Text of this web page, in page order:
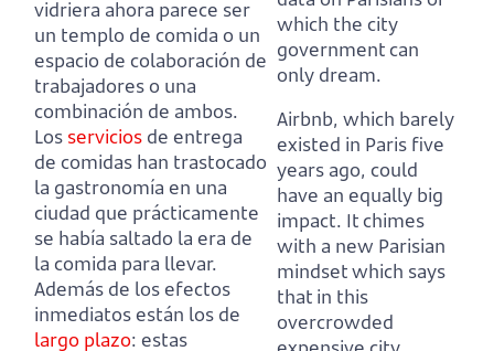
vidriera ahora parece ser
un templo de comida o un
espacio de colaboración de
trabajadores o una
combinación de ambos.
Los servicios de entrega
de comidas han trastocado
la gastronomía en una
ciudad que prácticamente
se había saltado la era de
la comida para llevar.
Además de los efectos
inmediatos están los de
largo plazo: estas
which the city
government can
only dream.
Airbnb, which barely
existed in Paris five
years ago, could
have an equally big
impact. It chimes
with a new Parisian
mindset which says
that in this
overcrowded